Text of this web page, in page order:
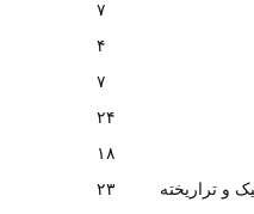
۷
۴
۷
۲۴
۱۸
و تراریخته
۲۳